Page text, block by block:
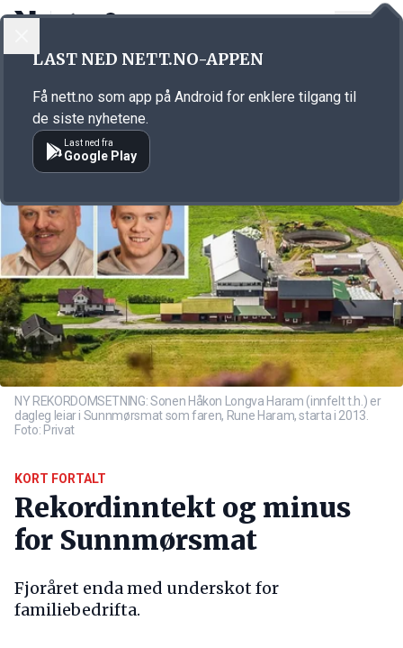
Annonsørinnhold
NY REKORDOMSETNING: Sonen Håkon Longva Haram (innfelt t.h.) er
dagleg leiar i Sunnmørsmat som faren, Rune Haram, starta i 2013.
Foto: Privat
KORT FORTALT
Rekordinntekt og minus
for Sunnmørsmat
Fjoråret enda med underskot for
familiebedrifta.
LAST NED NETT.NO-APPEN
Få nett.no som app på Android for enklere tilgang til
de siste nyhetene.
Last ned fra
Google Play